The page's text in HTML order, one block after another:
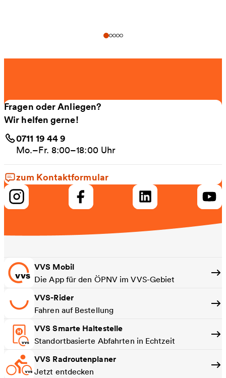
Fragen oder Anliegen?
Wir helfen gerne!
0711 19 44 9
Mo.–Fr. 8:00–18:00 Uhr
zum Kontaktformular
VVS Mobil
Die App für den ÖPNV im VVS-Gebiet
VVS-Rider
Fahren auf Bestellung
VVS Smarte Haltestelle
Standortbasierte Abfahrten in Echtzeit
VVS Radroutenplaner
Jetzt entdecken